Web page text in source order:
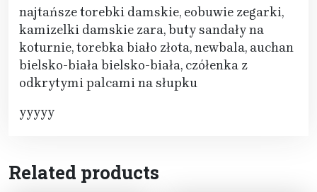
najtańsze torebki damskie, eobuwie zegarki,
kamizelki damskie zara, buty sandały na
koturnie, torebka biało złota, newbala, auchan
bielsko-biała bielsko-biała, czółenka z
odkrytymi palcami na słupku
yyyyy
Related products